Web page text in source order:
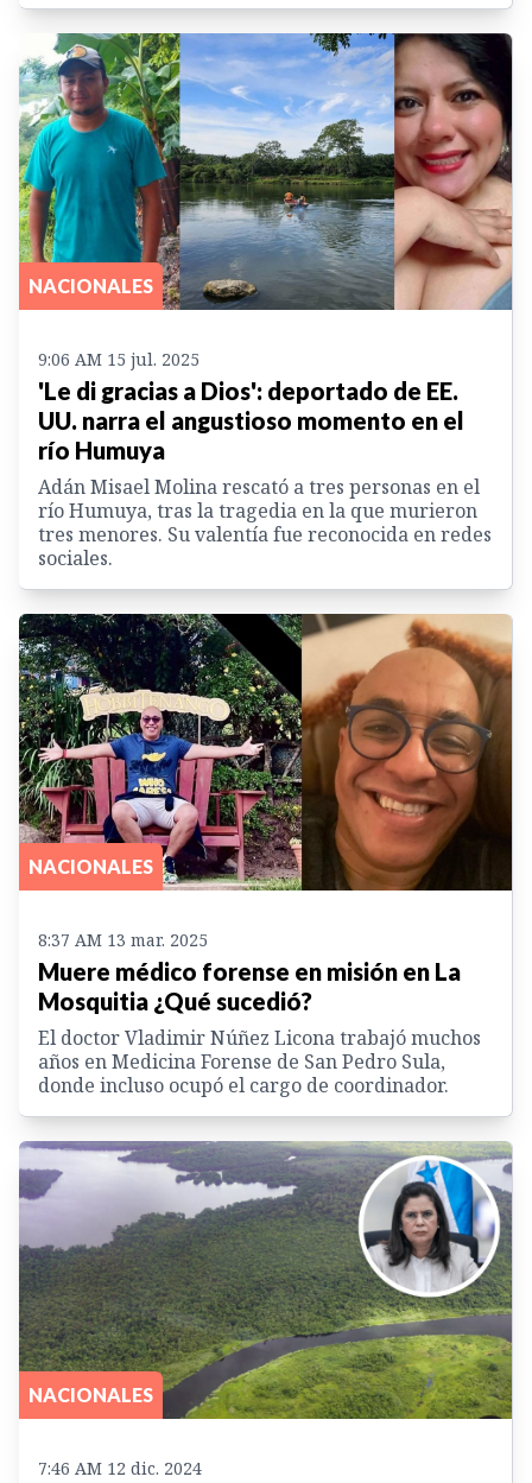
NACIONALES
9:06 AM 15 jul. 2025
'Le di gracias a Dios': deportado de EE.
UU. narra el angustioso momento en el
río Humuya
Adán Misael Molina rescató a tres personas en el
río Humuya, tras la tragedia en la que murieron
tres menores. Su valentía fue reconocida en redes
sociales.
NACIONALES
8:37 AM 13 mar. 2025
Muere médico forense en misión en La
Mosquitia ¿Qué sucedió?
El doctor Vladimir Núñez Licona trabajó muchos
años en Medicina Forense de San Pedro Sula,
donde incluso ocupó el cargo de coordinador.
NACIONALES
7:46 AM 12 dic. 2024